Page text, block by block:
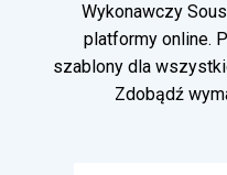
Wykonawczy
platformy online.
szablony dla
Zdobądź